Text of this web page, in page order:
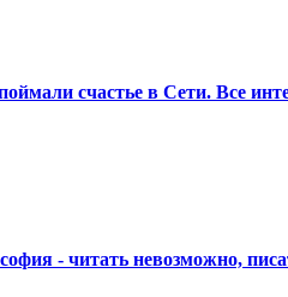
счастье в Сети. Все
- читать невозможно,